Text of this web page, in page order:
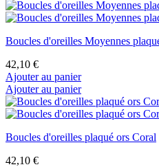
Boucles d'oreilles Moyennes
42,10 €
Ajouter au panier
Ajouter au panier
Boucles d'oreilles plaqué ors Coral
42,10 €